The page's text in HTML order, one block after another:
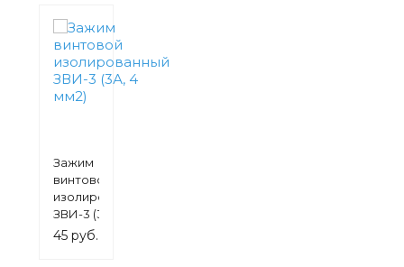
Зажим
винтовой
изолированный
ЗВИ-3 (3А, 4
мм2)
45 руб.